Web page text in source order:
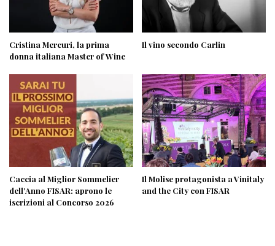
Cristina Mercuri, la prima
donna italiana Master of Wine
Il vino secondo Carlin
Caccia al Miglior Sommelier
dell’Anno FISAR: aprono le
iscrizioni al Concorso 2026
Il Molise protagonista a Vinitaly
and the City con FISAR